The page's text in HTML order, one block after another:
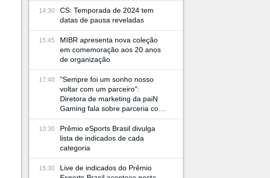
14:30
CS: Temporada de 2024 tem
datas de pausa reveladas
15:45
MIBR apresenta nova coleção
em comemoração aos 20 anos
de organização
17:40
"Sempre foi um sonho nosso
voltar com um parceiro":
Diretora de marketing da paiN
Gaming fala sobre parceria com
JBL e retorno à BGS
10:30
Prêmio eSports Brasil divulga
lista de indicados de cada
categoria
15:30
Live de indicados do Prêmio